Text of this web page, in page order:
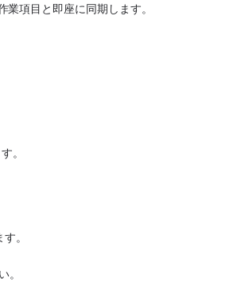
業項目と即座に同期します。
。
。
。